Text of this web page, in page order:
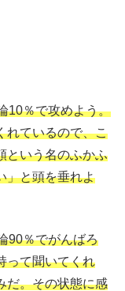
10％で攻めよう。
れているので、こ
という名のふかふ
」と頭を垂れよ
90％でがんばろ
って聞いてくれ
だ。その状態に感